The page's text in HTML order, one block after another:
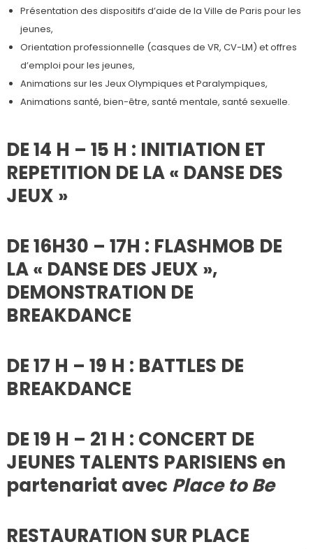
Présentation des dispositifs d’aide de la Ville de Paris pour les
jeunes,
Orientation professionnelle (casques de VR, CV-LM) et offres
d’emploi pour les jeunes,
Animations sur les Jeux Olympiques et Paralympiques,
Animations santé, bien-être, santé mentale, santé sexuelle.
DE 14 H – 15 H : INITIATION ET
REPETITION DE LA « DANSE DES
JEUX »
DE 16H30 – 17H : FLASHMOB DE
LA « DANSE DES JEUX »,
DEMONSTRATION DE
BREAKDANCE
DE 17 H – 19 H : BATTLES DE
BREAKDANCE
DE 19 H – 21 H : CONCERT DE
JEUNES TALENTS PARISIENS en
partenariat avec Place to Be
RESTAURATION SUR PLACE